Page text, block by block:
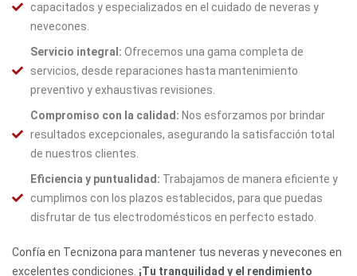
capacitados y especializados en el cuidado de neveras y
nevecones.
Servicio integral: Ofrecemos una gama completa de
servicios, desde reparaciones hasta mantenimiento
preventivo y exhaustivas revisiones.
Compromiso con la calidad: Nos esforzamos por brindar
resultados excepcionales, asegurando la satisfacción total
de nuestros clientes.
Eficiencia y puntualidad: Trabajamos de manera eficiente y
cumplimos con los plazos establecidos, para que puedas
disfrutar de tus electrodomésticos en perfecto estado.
Confía en Tecnizona para mantener tus neveras y nevecones en
excelentes condiciones. ¡Tu tranquilidad y el rendimiento